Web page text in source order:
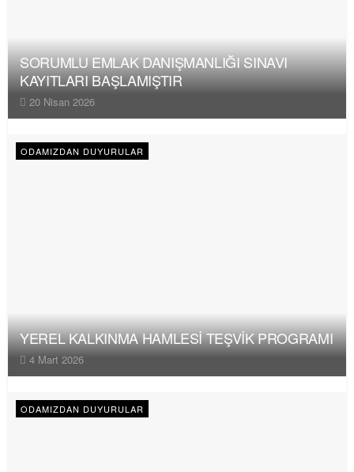
SORUMLU EMLAK DANIŞMANLIĞI SINAVI
KAYITLARI BAŞLAMIŞTIR
20 Nisan 2026
ODAMIZDAN DUYURULAR
YEREL KALKINMA HAMLESİ TEŞVİK PROGRAMI
4 Mart 2026
ODAMIZDAN DUYURULAR